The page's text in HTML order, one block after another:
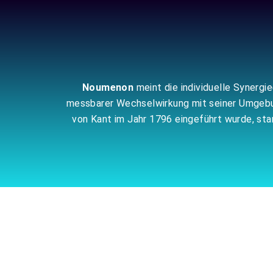
Noumenon meint die individuelle
messbarer Wechselwirkung mit seiner
von Kant im Jahr 1796 eingeführt wurde,